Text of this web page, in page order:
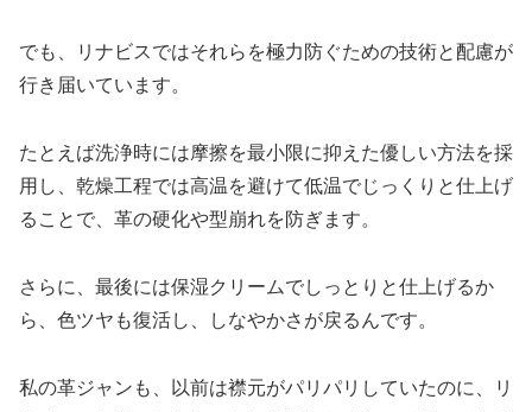
でも、リナビスではそれらを極力防ぐための技術と配慮が
行き届いています。
たとえば洗浄時には摩擦を最小限に抑えた優しい方法を採
用し、乾燥工程では高温を避けて低温でじっくりと仕上げ
ることで、革の硬化や型崩れを防ぎます。
さらに、最後には保湿クリームでしっとりと仕上げるか
ら、色ツヤも復活し、しなやかさが戻るんです。
私の革ジャンも、以前は襟元がパリパリしていたのに、リ